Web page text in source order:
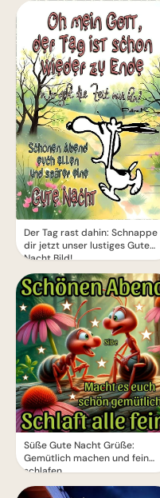
Der Tag rast dahin: Schnappe
dir jetzt unser lustiges Gute
Nacht Bild!
Süße Gute Nacht Grüße:
Gemütlich machen und fein
schlafen